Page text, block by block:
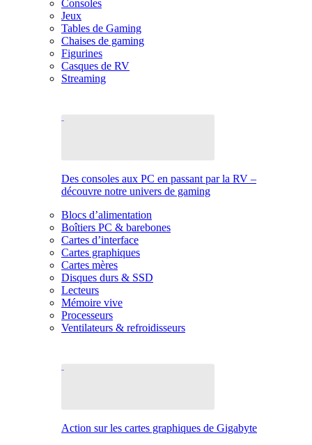
Consoles
Jeux
Tables de Gaming
Chaises de gaming
Figurines
Casques de RV
Streaming
Des consoles aux PC en passant par la RV –
découvre notre univers de gaming
Blocs d’alimentation
Boîtiers PC & barebones
Cartes d’interface
Cartes graphiques
Cartes mères
Disques durs & SSD
Lecteurs
Mémoire vive
Processeurs
Ventilateurs & refroidisseurs
Action sur les cartes graphiques de Gigabyte